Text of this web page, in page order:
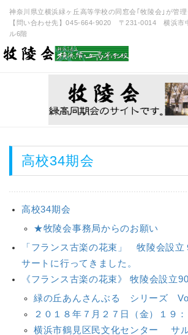
神奈川県立横浜緑ヶ丘高等学校の同窓会｢牧陵会｣が管理
【問い合わせ先】045-664-9020 〒231-0014 横浜
ル6階
高校34期会
高校34期会
★牧陵会事務局からのお願い
「フランス古楽の花束」 牧陵会設立
サートに行ってきました。
《フランス古楽の花束》 牧陵会設立
緑の丘あんさんぶる シリーズ
２０１８年７月２７日（金）１９
横浜市鶴見区民文化センター サ